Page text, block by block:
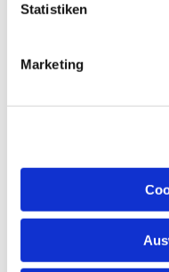
Statistiken
Marketing
Dies